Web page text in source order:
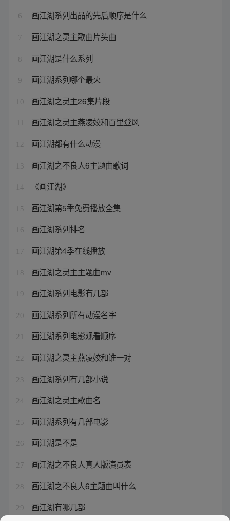
6 画江湖系列出品的先后顺序是什么
7 画江湖之灵主歌曲片头曲
8 画江湖是什么系列
9 画江湖系列哪个最火
10 画江湖之灵主26集片段
画江湖之灵主燕凌姣和百里登风
12 画江湖都有什么动漫
13 画江湖之不良人6主题曲歌词
14 《画江湖》
15 画江湖第5季免费播放全集
16 画江湖系列排名
17 画江湖第4季在线播放
18 画江湖之灵主主题曲mv
19 画江湖系列电影有几部
20 画江湖系列所有动漫名字
21 画江湖系列电影观看顺序
22 画江湖之灵主燕凌姣和谁一对
23 画江湖系列有几部小说
24 画江湖之灵主歌曲名
25 画江湖系列有几部电影
26 画江湖是不是
27 画江湖之不良人真人版演员表
28 画江湖之不良人6主题曲叫什么
29 画江湖有哪几部